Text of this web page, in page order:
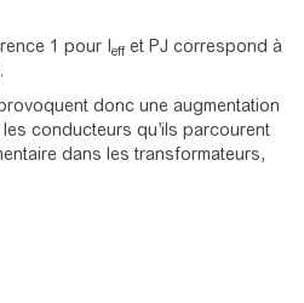
1 pour Ieffet PJ correspond à
donc une augmentation
conducteurs qu’ils parcourent
dans les transformateurs,